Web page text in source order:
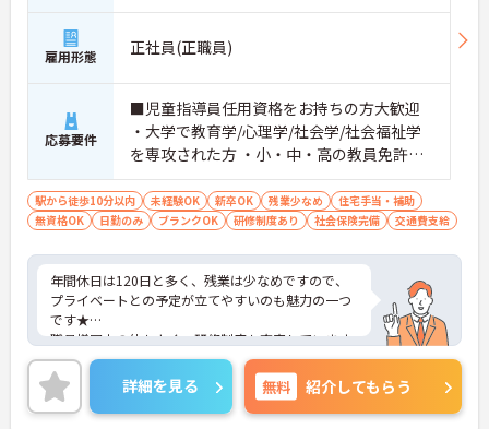
分
雇用形態 正社員(正職員)
応募要件
■児童指導員任用資格をお持ちの方大歓迎
・大学で教育学/心理学/社会学/社会福祉学
を専攻された方 ・小・中・高の教員免許、
幼稚園教諭の免許保有者 等 ※無資格・未経
験も相談可能
駅から徒歩10分以内 未経験OK 新卒OK 残業少なめ
住宅手当・補助
無資格OK
日勤のみ ブランクOK 研修制度あり 社会保険完備 交通費支給
年間休日は120日と多く、残業は少なめですので、
プライベートとの予定が立てやすいのも魅力の一つ
です★
職員様同士の仲もよく、研修制度も充実しています
ので、初めての方はもちろん、
働きながらスキルアップを目指したいという方にも
ぴったりです。
最寄駅からは徒歩5分と駅チカですので、アクセス
詳細を見る 無料 紹介してもらう